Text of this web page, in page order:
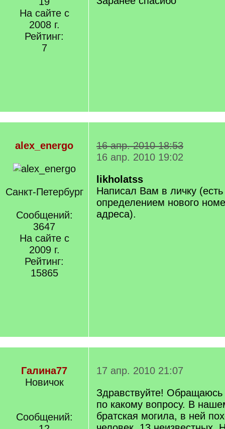
На сайте с
2008 г.
Рейтинг:
7
alex_energo
Санкт-Петербург
Сообщений:
3647
На сайте с
2009 г.
Рейтинг:
15865
16 апр. 2010 18:53
16 апр. 2010 19:02
likholatss
Написал Вам в личку
определением нового
адреса).
Галина77
Новичок
Сообщений:
17 апр. 2010 21:07
Здравствуйте!
по какому вопросу. В
братская могила, в ней